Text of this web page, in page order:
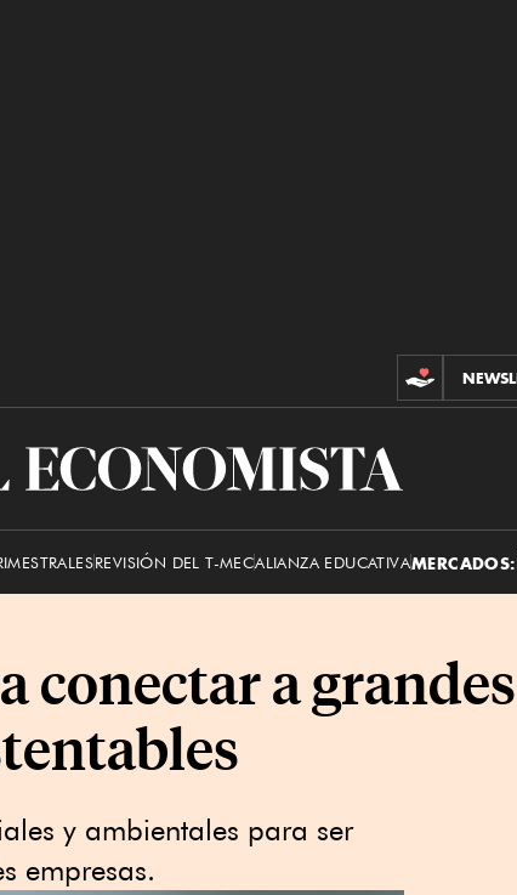
El
REVISIÓN DEL T-MECALIANZA EDUCATIVAMERCADOS:
conectar a
y ambientales para ser
empresas.